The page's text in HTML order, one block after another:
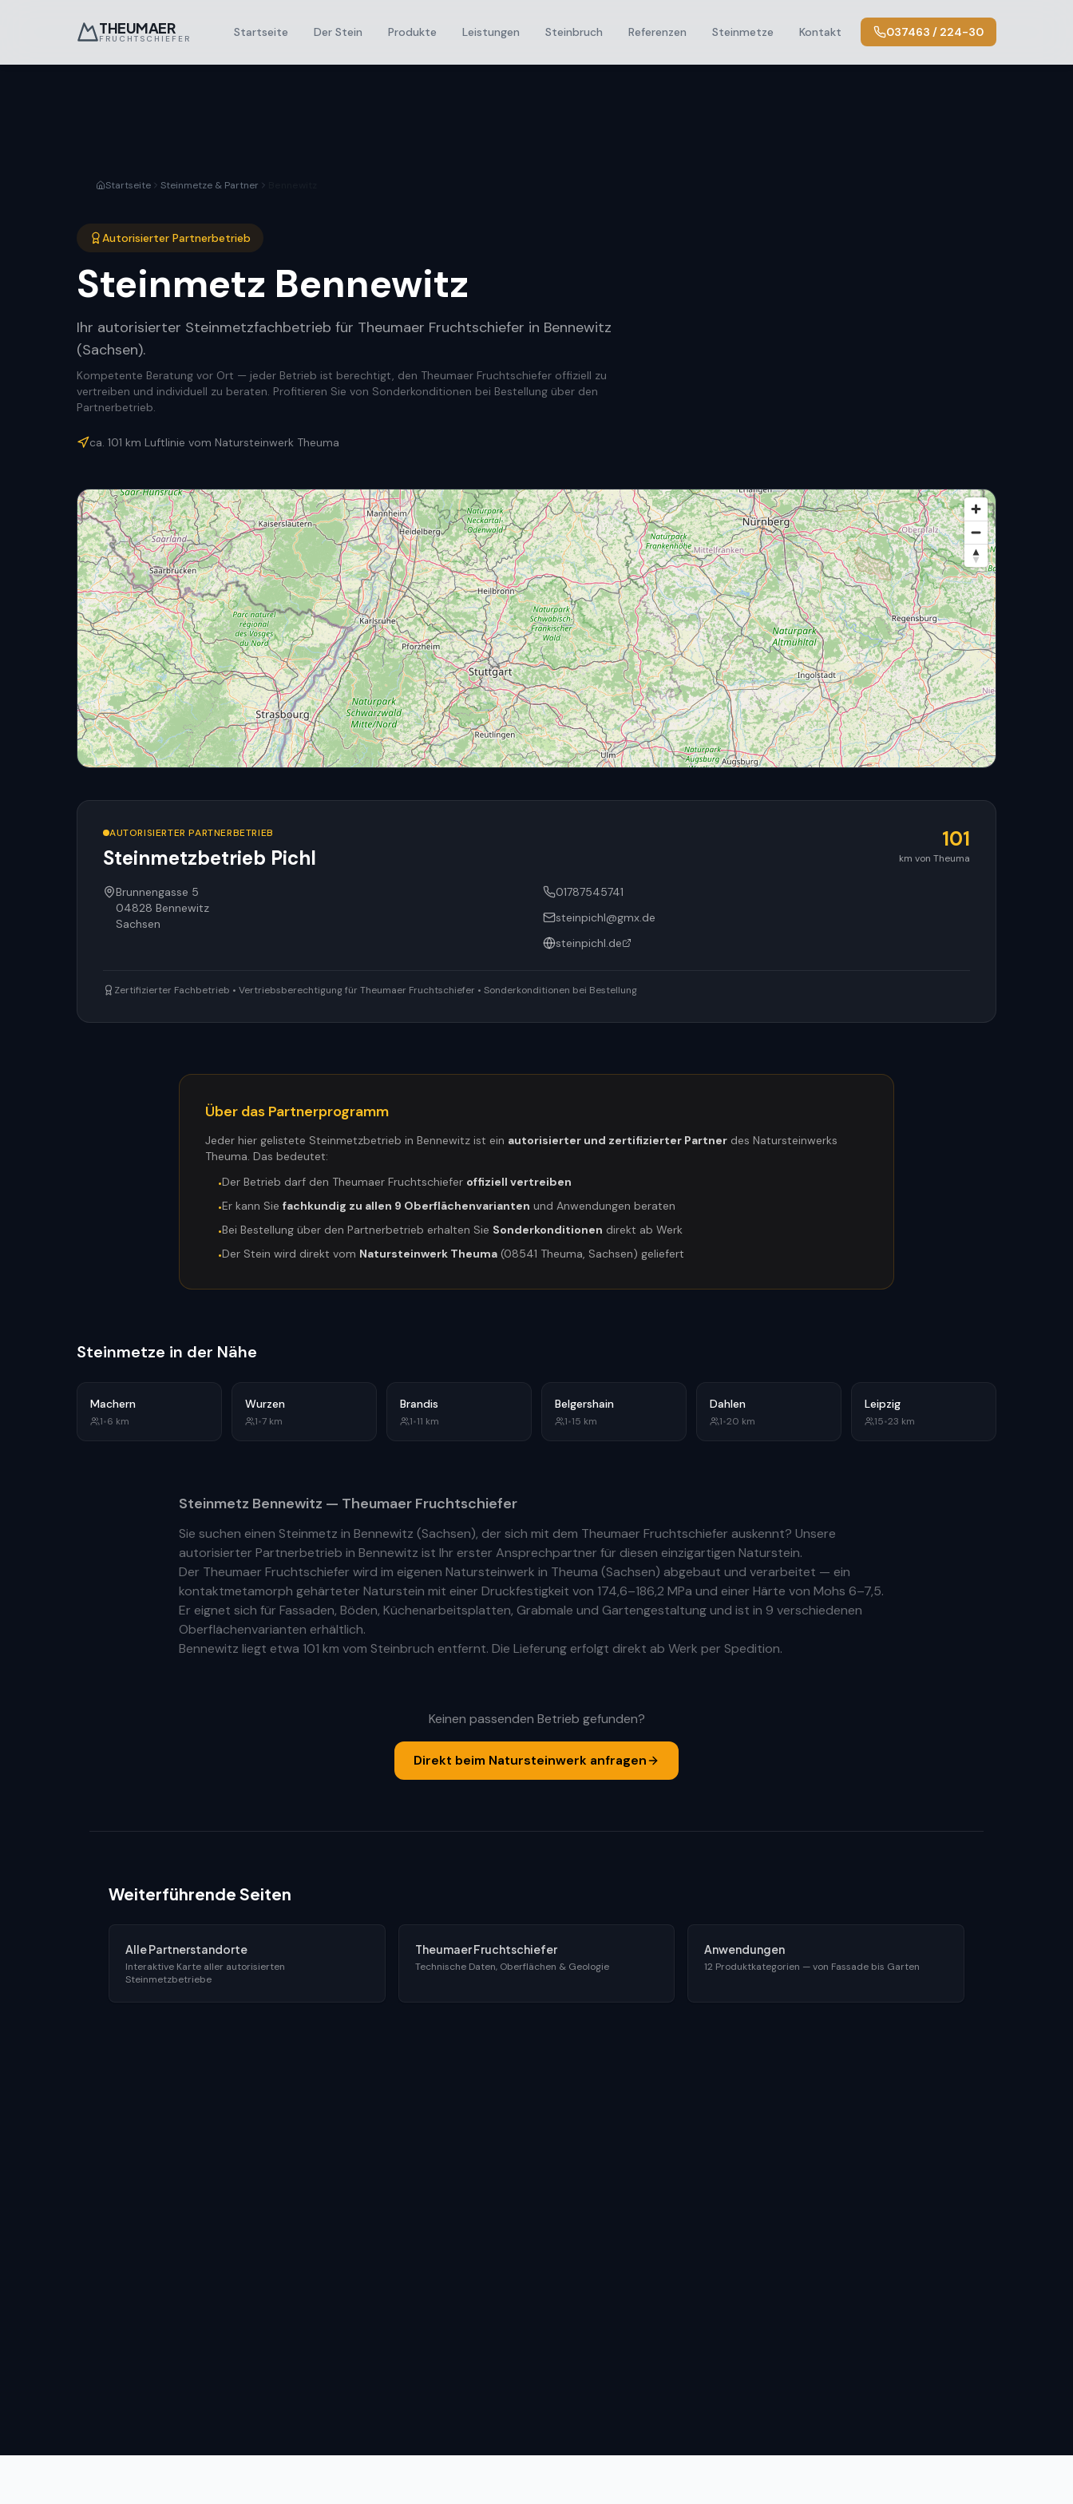
THEUMAER
FRUCHTSCHIEFER Startseite Der Stein Produkte Leistungen Steinbruch Referenzen Steinmetze Kontakt 037463 / 224-30
Startseite Steinmetze & Partner
Autorisierter Partnerbetrieb
Steinmetz Bennewitz
Ihr autorisierter Steinmetzfachbetrieb für Theumaer Fruchtschiefer in Bennewitz
(Sachsen).
Kompetente Beratung vor Ort — jeder Betrieb ist berechtigt, den Theumaer Fruchtschiefer offiziell zu
vertreiben und individuell zu beraten. Profitieren Sie von Sonderkonditionen bei Bestellung über den
Partnerbetrieb.
ca. 101 km Luftlinie vom Natursteinwerk Theuma
AUTORISIERTER PARTNERBETRIEB
Steinmetzbetrieb Pichl
101
km von Theuma
Brunnengasse 5
04828 Bennewitz
Sachsen
01787545741
steinpichl@gmx.de
steinpichl.de
Zertifizierter Fachbetrieb • Vertriebsberechtigung für Theumaer Fruchtschiefer • Sonderkonditionen bei Bestellung
Über das Partnerprogramm
Jeder hier gelistete Steinmetzbetrieb in Bennewitz ist ein autorisierter und zertifizierter Partner des Natursteinwerks
Theuma. Das bedeutet:
•Der Betrieb darf den Theumaer Fruchtschiefer offiziell vertreiben
•Er kann Sie fachkundig zu allen 9 Oberflächenvarianten und Anwendungen beraten
•Bei Bestellung über den Partnerbetrieb erhalten Sie Sonderkonditionen direkt ab Werk
•Der Stein wird direkt vom Natursteinwerk Theuma (08541 Theuma, Sachsen) geliefert
Steinmetze in der Nähe
Machern
1•6 km
Wurzen
1•7 km
Brandis
1•11 km
Belgershain
1•15 km
Dahlen
1•20 km
Leipzig
15•23 km
Steinmetz Bennewitz — Theumaer Fruchtschiefer
Sie suchen einen Steinmetz in Bennewitz (Sachsen), der sich mit dem Theumaer Fruchtschiefer auskennt? Unsere
autorisierter Partnerbetrieb in Bennewitz ist Ihr erster Ansprechpartner für diesen einzigartigen Naturstein.
Der Theumaer Fruchtschiefer wird im eigenen Natursteinwerk in Theuma (Sachsen) abgebaut und verarbeitet — ein
kontaktmetamorph gehärteter Naturstein mit einer Druckfestigkeit von 174,6–186,2 MPa und einer Härte von Mohs 6–7,5.
Er eignet sich für Fassaden, Böden, Küchenarbeitsplatten, Grabmale und Gartengestaltung und ist in 9 verschiedenen
Oberflächenvarianten erhältlich.
Bennewitz liegt etwa 101 km vom Steinbruch entfernt. Die Lieferung erfolgt direkt ab Werk per Spedition.
Keinen passenden Betrieb gefunden?
Direkt beim Natursteinwerk anfragen
Weiterführende Seiten
Alle Partnerstandorte
Interaktive Karte aller autorisierten
Steinmetzbetriebe
Theumaer Fruchtschiefer
Technische Daten, Oberflächen & Geologie
Anwendungen
12 Produktkategorien — von Fassade bis Garten